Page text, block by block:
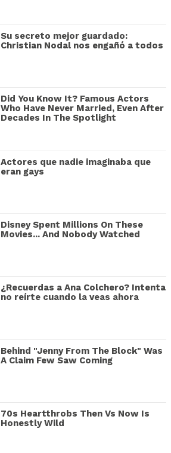
Su secreto mejor guardado:
Christian Nodal nos engañó a todos
Did You Know It? Famous Actors
Who Have Never Married, Even After
Decades In The Spotlight
Actores que nadie imaginaba que
eran gays
Disney Spent Millions On These
Movies... And Nobody Watched
¿Recuerdas a Ana Colchero? Intenta
no reírte cuando la veas ahora
Behind "Jenny From The Block" Was
A Claim Few Saw Coming
70s Heartthrobs Then Vs Now Is
Honestly Wild